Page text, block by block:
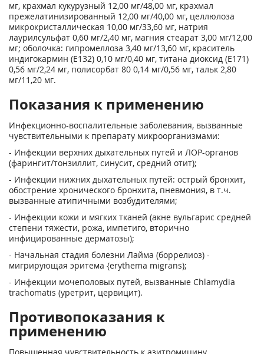
мг, крахмал кукурузный 12,00 мг/48,00 мг, крахмал
прежелатинизированный 12,00 мг/40,00 мг, целлюлоза
микрокристаллическая 10,00 мг/33,60 мг, натрия
лаурилсульфат 0,60 мг/2,40 мг, магния стеарат 3,00 мг/12,00
мг; оболочка: гипромеллоза 3,40 мг/13,60 мг, краситель
индигокармин (Е132) 0,10 мг/0,40 мг, титана диоксид (Е171)
0,56 мг/2,24 мг, полисорбат 80 0,14 мг/0,56 мг, тальк 2,80
мг/11,20 мг.
Показания к применению
Инфекционно-воспалительные заболевания, вызванные
чувствительными к препарату микроорганизмами:
- Инфекции верхних дыхательных путей и ЛОР-органов
(фарингит/тонзиллит, синусит, средний отит);
- Инфекции нижних дыхательных путей: острый бронхит,
обострение хронического бронхита, пневмония, в т.ч.
вызванные атипичными возбудителями;
- Инфекции кожи и мягких тканей (акне вульгарис средней
степени тяжести, рожа, импетиго, вторично
инфицированные дерматозы);
- Начальная стадия болезни Лайма (боррелиоз) -
мигрирующая эритема {erythema migrans);
- Инфекции мочеполовых путей, вызванные Chlamydia
trachomatis (уретрит, цервицит).
Противопоказания к
применению